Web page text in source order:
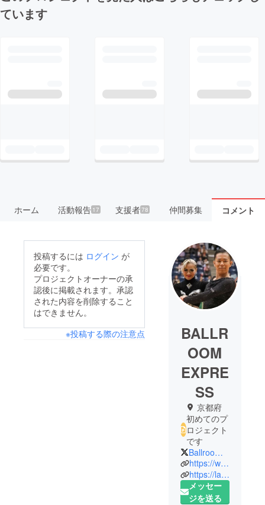
ています
ホーム 活動報告17 支援者78 仲間募集 コメント
投稿するには ログイン が
必要です。
プロジェクトオーナーの承
認後に掲載されます。承認
された内容を削除すること
はできません。
※投稿する際の注意点
BALLR
OOM
EXPRE
SS
京都府
初めてのプ
ロジェクト
です
BallroomExpress
https://www.ballroomexpress.net/
https://lake-stella.com/
メッセー
ジを送る